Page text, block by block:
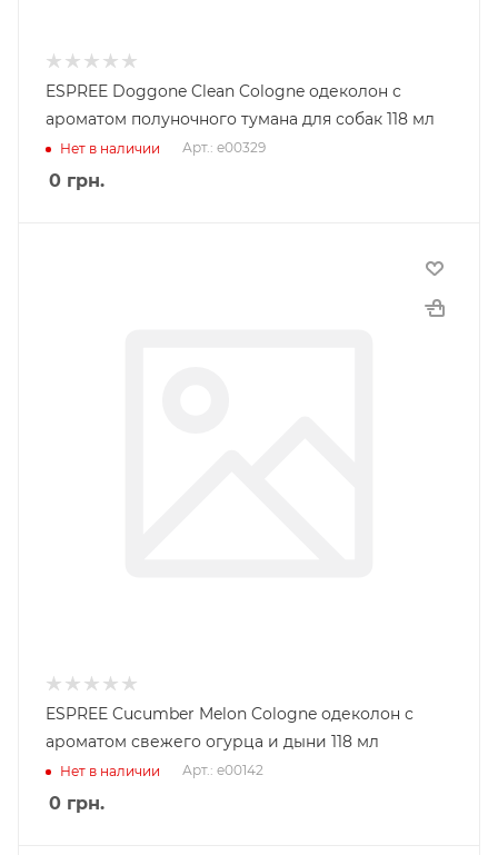
ESPREE Doggone Clean Cologne одеколон с
ароматом полуночного тумана для собак 118 мл
Нет в наличии Арт.: e00329
0 грн.
ESPREE Cucumber Melon Cologne одеколон с
ароматом свежего огурца и дыни 118 мл
Нет в наличии Арт.: e00142
0 грн.